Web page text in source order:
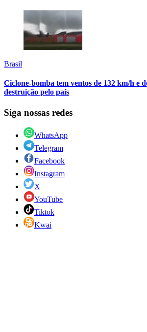
Brasil
Ciclone-bomba tem ventos de 132 km/h e
destruição pelo país
Siga nossas redes
WhatsApp
Telegram
Facebook
Instagram
X
YouTube
Tiktok
Kwai